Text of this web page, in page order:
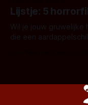
Amsterdamned of
is niet beperkt tot
Lijstje: 5
Wil je jouw gruwelijke
die een